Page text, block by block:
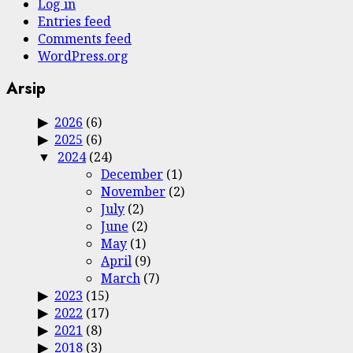
Log in
Entries feed
Comments feed
WordPress.org
Arsip
2026 (6)
2025 (6)
2024(24)
December (1)
November (2)
July (2)
June (2)
May (1)
April (9)
March (7)
2023 (15)
2022 (17)
2021 (8)
2018 (3)